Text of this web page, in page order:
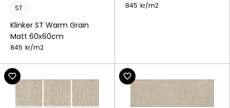
ST
Klinker ST Warm Grain
Matt 60x60cm
845 kr/m2
845 kr/m2